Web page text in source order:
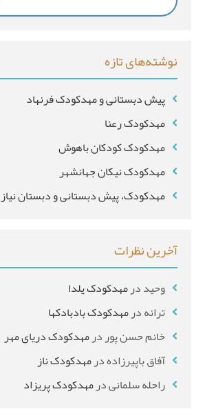
نوشته‌های تازه
پیش دبستانی و مهدکودک فرنهاد
مهدکودک رعنا
مهدکودک کودکان باهوش
مهدکودک نیکان جهانشهر
مهدکودک، پیش دبستانی و دبستان نیاز
آخرین نظرات
وحیددرمهدکودک یلدا
ترانهدرمهدکودک بادبادکها
خانم حسن پوردرمهدکودک دریای مهر
آفاق باپیرزادهدرمهدکودک ناز
راحله سلمانیدرمهدکودک پریزاد